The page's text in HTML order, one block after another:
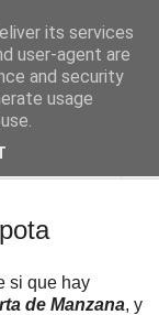
Gastronomía
si que hay
de Manzana, y
its services
user-agent are
and security
usage